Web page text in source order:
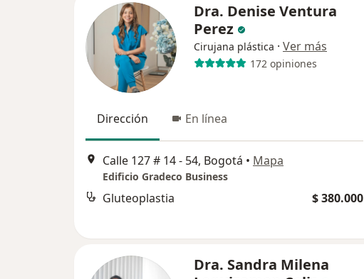
Dra. Denise Ventura
Perez
Cirujana plástica · Ver más
172 opiniones
Dirección En línea
Calle 127 # 14 - 54, Bogotá • Mapa
Edificio Gradeco Business
Gluteoplastia $ 380.000
Dra. Sandra Milena